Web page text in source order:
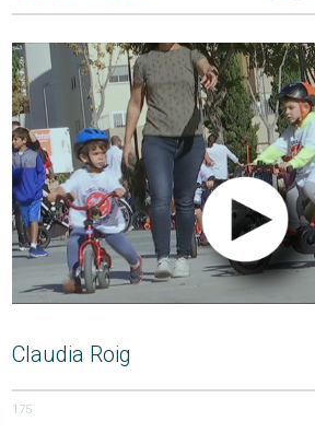
Claudia Roig
175